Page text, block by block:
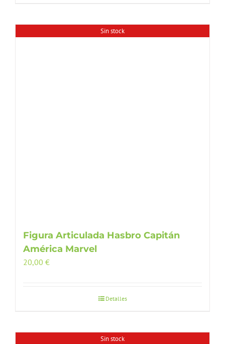
Sin stock
Figura Articulada Hasbro Capitán
América Marvel
20,00 €
Detalles
Sin stock